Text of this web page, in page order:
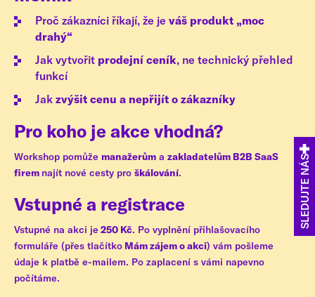
Proč zákazníci říkají, že je váš produkt „moc
drahý“
Jak vytvořit prodejní ceník, ne technický přehled
funkcí
Jak zvýšit cenu a nepřijít o zákazníky
Pro koho je akce vhodná?
Workshop pomůže manažerům a zakladatelům B2B SaaS
firem najít nové cesty pro škálování.
Vstupné a registrace
Vstupné na akci je 250 Kč. Po vyplnění přihlašovacího
formuláře (přes tlačítko Mám zájem o akci) vám pošleme
údaje k platbě e-mailem. Po zaplacení s vámi napevno
počítáme.
SLEDUJTE NÁS